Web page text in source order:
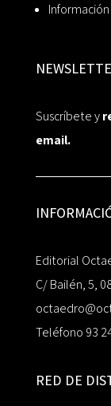
Suscríbete y
email.
Editorial
C/ Bailén, 5,
Teléfono 93
RED DE